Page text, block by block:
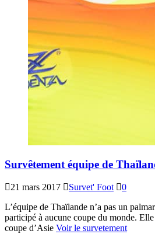
Survêtement équipe de
21 mars 2017 Survet' Foot
0
L’équipe de Thaïlande n’a pas un
participé à aucune coupe du monde.
coupe d’Asie Voir le survetement